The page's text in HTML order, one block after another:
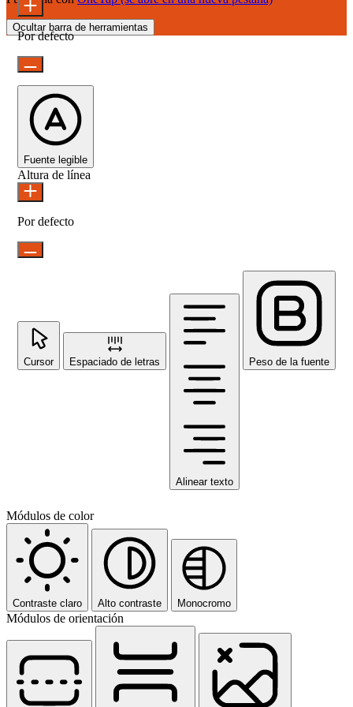
Ocultar barra de herramientas
Por defecto
Fuente legible
Altura de línea
Por defecto
Cursor Espaciado de letras
Alinear texto
Peso de la fuente
Módulos de color
Contraste claro Alto contraste Monocromo
Módulos de orientación